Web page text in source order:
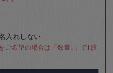
入れしない
ご希望の場合は「数量1」で1膳